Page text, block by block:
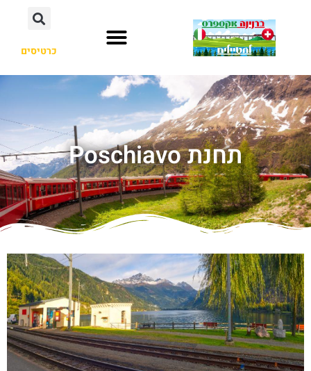
כרטיסים
תחנת Poschiavo